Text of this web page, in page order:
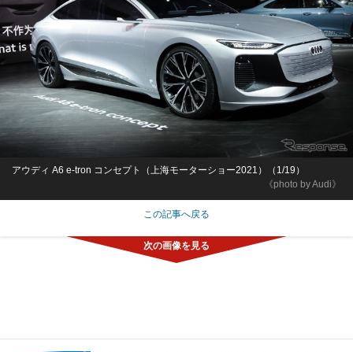
《photo by Audi》
アウディ A6 e-tron コンセプト（上海モーターショー2021）（1/19）
この記事へ戻る